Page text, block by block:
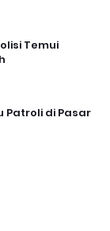
Temui
Patroli di Pasar